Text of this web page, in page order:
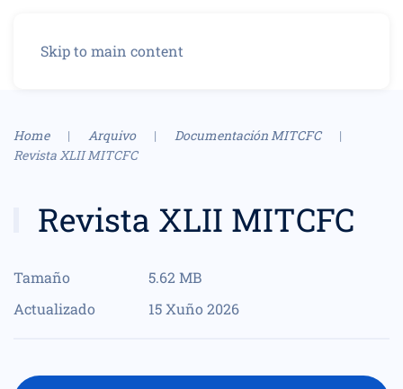
Skip to main content
Home Arquivo
Documentación MITCFC
Revista XLII MITCFC
Revista XLII MITCFC
Tamaño
5.62 MB
Actualizado
15 Xuño 2026